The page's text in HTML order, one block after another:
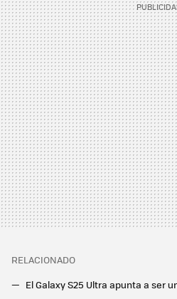
RELACIONADO